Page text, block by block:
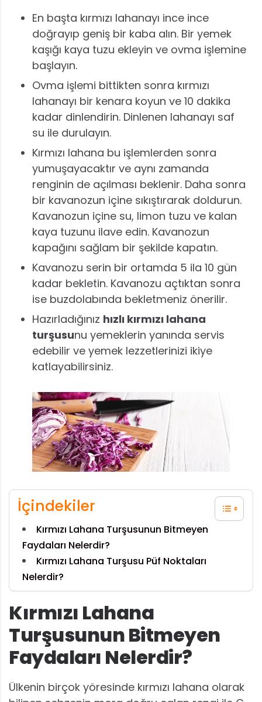
En başta kırmızı lahanayı ince ince
doğrayıp geniş bir kaba alın. Bir yemek
kaşığı kaya tuzu ekleyin ve ovma işlemine
başlayın.
Ovma işlemi bittikten sonra kırmızı
lahanayı bir kenara koyun ve 10 dakika
kadar dinlendirin. Dinlenen lahanayı saf
su ile durulayın.
Kırmızı lahana bu işlemlerden sonra
yumuşayacaktır ve aynı zamanda
renginin de açılması beklenir. Daha sonra
bir kavanozun içine sıkıştırarak doldurun.
Kavanozun içine su, limon tuzu ve kalan
kaya tuzunu ilave edin. Kavanozun
kapağını sağlam bir şekilde kapatın.
Kavanozu serin bir ortamda 5 ila 10 gün
kadar bekletin. Kavanozu açtıktan sonra
ise buzdolabında bekletmeniz önerilir.
Hazırladığınız hızlı kırmızı lahana
turşusunu yemeklerin yanında servis
edebilir ve yemek lezzetlerinizi ikiye
katlayabilirsiniz.
İçindekiler
Kırmızı Lahana Turşusunun Bitmeyen
Faydaları Nelerdir?
Kırmızı Lahana Turşusu Püf Noktaları
Nelerdir?
Kırmızı Lahana
Turşusunun Bitmeyen
Faydaları Nelerdir?
Ülkenin birçok yöresinde kırmızı lahana olarak